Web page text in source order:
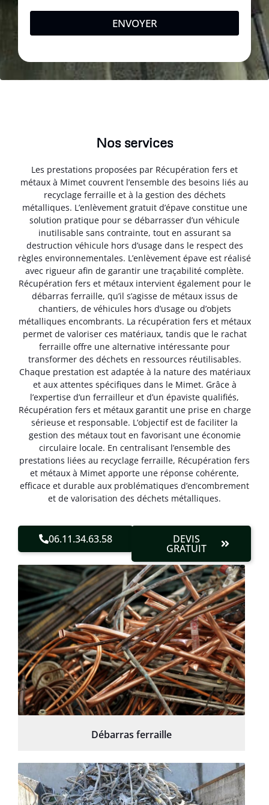
ENVOYER
Nos services
Les prestations proposées par Récupération fers et
métaux à Mimet couvrent l’ensemble des besoins liés au
recyclage ferraille et à la gestion des déchets
métalliques. L’enlèvement gratuit d’épave constitue une
solution pratique pour se débarrasser d’un véhicule
inutilisable sans contrainte, tout en assurant sa
destruction véhicule hors d’usage dans le respect des
règles environnementales. L’enlèvement épave est réalisé
avec rigueur afin de garantir une traçabilité complète.
Récupération fers et métaux intervient également pour le
débarras ferraille, qu’il s’agisse de métaux issus de
chantiers, de véhicules hors d’usage ou d’objets
métalliques encombrants. La récupération fers et métaux
permet de valoriser ces matériaux, tandis que le rachat
ferraille offre une alternative intéressante pour
transformer des déchets en ressources réutilisables.
Chaque prestation est adaptée à la nature des matériaux
et aux attentes spécifiques dans le Mimet. Grâce à
l’expertise d’un ferrailleur et d’un épaviste qualifiés,
Récupération fers et métaux garantit une prise en charge
sérieuse et responsable. L’objectif est de faciliter la
gestion des métaux tout en favorisant une économie
circulaire locale. En centralisant l’ensemble des
prestations liées au recyclage ferraille, Récupération fers
et métaux à Mimet apporte une réponse cohérente,
efficace et durable aux problématiques d’encombrement
et de valorisation des déchets métalliques.
06.11.34.63.58 DEVIS
GRATUIT
Débarras ferraille